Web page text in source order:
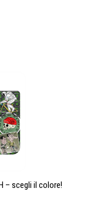
– scegli il colore!